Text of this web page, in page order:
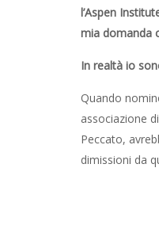
l’Aspen
mia domanda
In realtà io
Quando
associazione
Peccato,
dimissioni da